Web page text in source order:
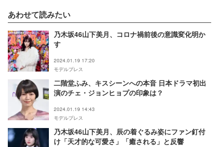
あわせて読みたい
乃木坂46山下美月、コロナ禍前後の意識変化明か
す
2024.01.19 17:20
モデルプレス
二階堂ふみ、キスシーンへの本音 日本ドラマ初出
演のチェ・ジョンヒョプの印象は？
2024.01.19 14:43
モデルプレス
乃木坂46山下美月、辰の着ぐるみ姿にファン釘付
け「天才的な可愛さ」「癒される」と反響